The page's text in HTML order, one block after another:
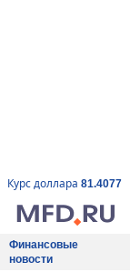
Курс доллара 81.4077
Финансовые
новости